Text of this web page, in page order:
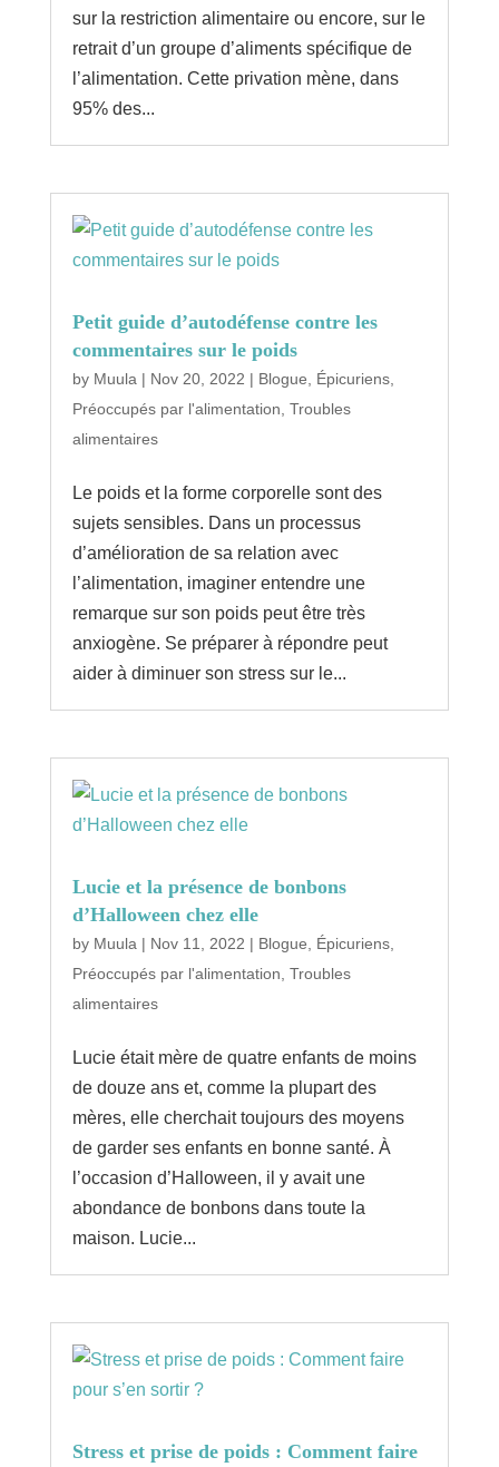
sur la restriction alimentaire ou encore, sur le
retrait d’un groupe d’aliments spécifique de
l’alimentation. Cette privation mène, dans
95% des...
Petit guide d’autodéfense contre les
commentaires sur le poids
by Muula | Nov 20, 2022 | Blogue Épicuriens,
Préoccupés par l'alimentation Troubles
alimentaires
Le poids et la forme corporelle sont des
sujets sensibles. Dans un processus
d’amélioration de sa relation avec
l’alimentation, imaginer entendre une
remarque sur son poids peut être très
anxiogène. Se préparer à répondre peut
aider à diminuer son stress sur le...
Lucie et la présence de bonbons
d’Halloween chez elle
by Muula | Nov 11, 2022 | Blogue Épicuriens,
Préoccupés par l'alimentation Troubles
alimentaires
Lucie était mère de quatre enfants de moins
de douze ans et, comme la plupart des
mères, elle cherchait toujours des moyens
de garder ses enfants en bonne santé. À
l’occasion d’Halloween, il y avait une
abondance de bonbons dans toute la
maison. Lucie...
Stress et prise de poids : Comment faire